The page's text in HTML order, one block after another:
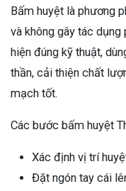
Bấm huyệt là phương
và không gây tác dụng
hiện đúng kỹ thuật,
thần, cải thiện chất
mạch tốt.
Các bước bấm huyệt
Xác định vị trí
Đặt ngón tay cái